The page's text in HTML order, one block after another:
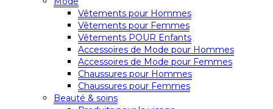
Vêtements pour Hommes
Vêtements pour Femmes
Vêtements POUR Enfants
Accessoires de Mode pour Hommes
Accessoires de Mode pour Femmes
Chaussures pour Hommes
Chaussures pour Femmes
Beauté & soins